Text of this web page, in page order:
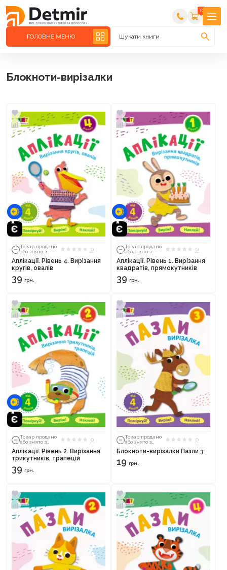
0
ГОЛОВНЕ МЕНЮ Шукати книги
Блокноти-вирізалки
Товар продано
або знято з
0
Аплікації. Рівень 4. Вирізання
кругів, овалів
39 грн.
Товар продано
або знято з
0
Аплікації. Рівень 1. Вирізання
квадратів, прямокутників
39 грн.
Товар продано
або знято з
0
Аплікації. Рівень 2. Вирізання
трикутників, трапецій
39 грн.
Товар продано
або знято з
0
Блокноти-вирізалки Пазли 3
19 грн.